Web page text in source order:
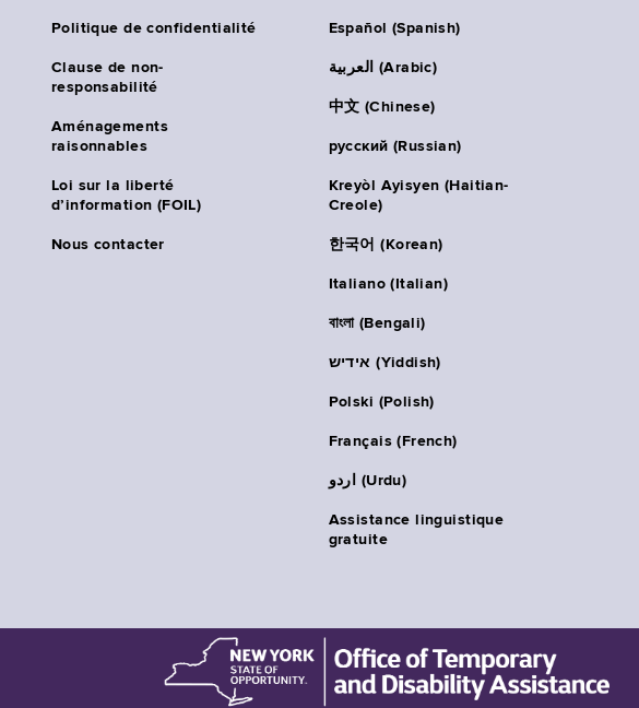
Politique de confidentialité
Clause de non-
responsabilité
Aménagements
raisonnables
Loi sur la liberté
d’information (FOIL)
Nous contacter
Español (Spanish)
العربية (Arabic)
中文 (Chinese)
русский (Russian)
Kreyòl Ayisyen (Haitian-
Creole)
한국어 (Korean)
Italiano (Italian)
বাংলা (Bengali)
אידיש (Yiddish)
Polski (Polish)
Français (French)
اردو (Urdu)
Assistance linguistique
gratuite